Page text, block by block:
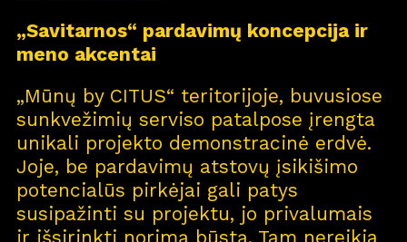
Naujienos
Naujų namų kortelė
Kontaktai
„Savitarnos“ pardavimų koncepcija ir
meno akcentai
„Mūnų by CITUS“ teritorijoje, buvusiose
sunkvežimių serviso patalpose įrengta
unikali projekto demonstracinė erdvė.
Joje, be pardavimų atstovų įsikišimo
potencialūs pirkėjai gali patys
susipažinti su projektu, jo privalumais
ir išsirinkti norimą būstą. Tam nereikia